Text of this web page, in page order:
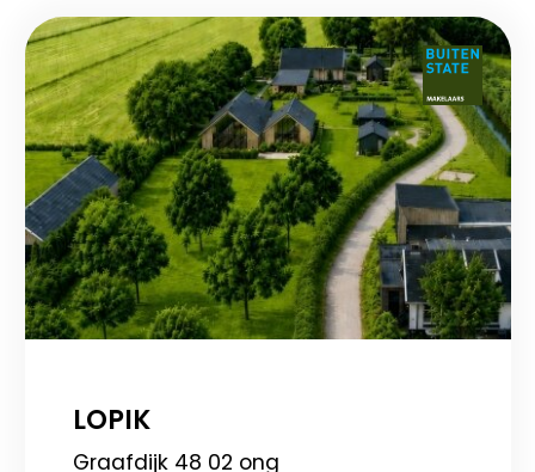
LOPIK
Graafdijk 48 02 ong